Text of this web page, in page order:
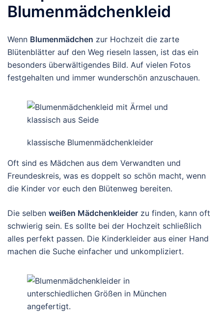
Blumenmädchenkleid
Wenn Blumenmädchen zur Hochzeit die zarte
Blütenblätter auf den Weg rieseln lassen, ist das ein
besonders überwältigendes Bild. Auf vielen Fotos
festgehalten und immer wunderschön anzuschauen.
klassische Blumenmädchenkleider
Oft sind es Mädchen aus dem Verwandten und
Freundeskreis, was es doppelt so schön macht, wenn
die Kinder vor euch den Blütenweg bereiten.
Die selben weißen Mädchenkleider zu finden, kann oft
schwierig sein. Es sollte bei der Hochzeit schließlich
alles perfekt passen. Die Kinderkleider aus einer Hand
machen die Suche einfacher und unkompliziert.